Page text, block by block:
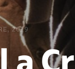
2019
a